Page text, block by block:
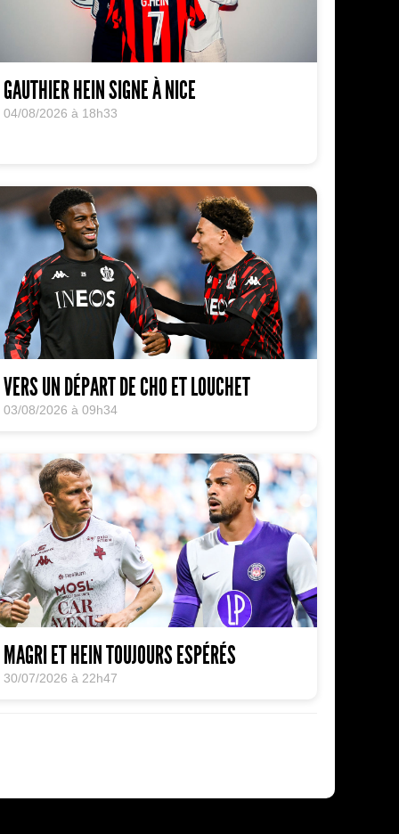
GAUTHIER HEIN SIGNE À NICE
04/08/2026 à 18h33
VERS UN DÉPART DE CHO ET LOUCHET
03/08/2026 à 09h34
MAGRI ET HEIN TOUJOURS ESPÉRÉS
30/07/2026 à 22h47